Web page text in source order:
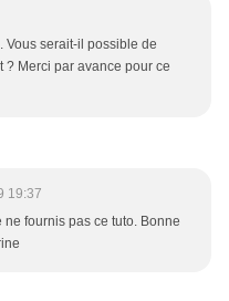
Vous serait-il possible de
? Merci par avance pour ce
19:37
fournis pas ce tuto. Bonne